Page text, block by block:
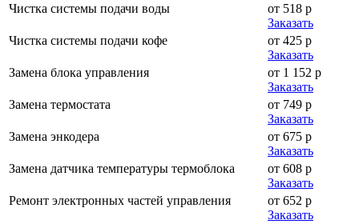
Чистка системы подачи воды
от 518 р
Заказать
Чистка системы подачи кофе
от 425 р
Заказать
Замена блока управления
от 1 152 р
Заказать
Замена термостата
от 749 р
Заказать
Замена энкодера
от 675 р
Заказать
Замена датчика температуры термоблока
от 608 р
Заказать
Ремонт электронных частей управления
от 652 р
Заказать